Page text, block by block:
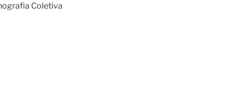
Coletiva